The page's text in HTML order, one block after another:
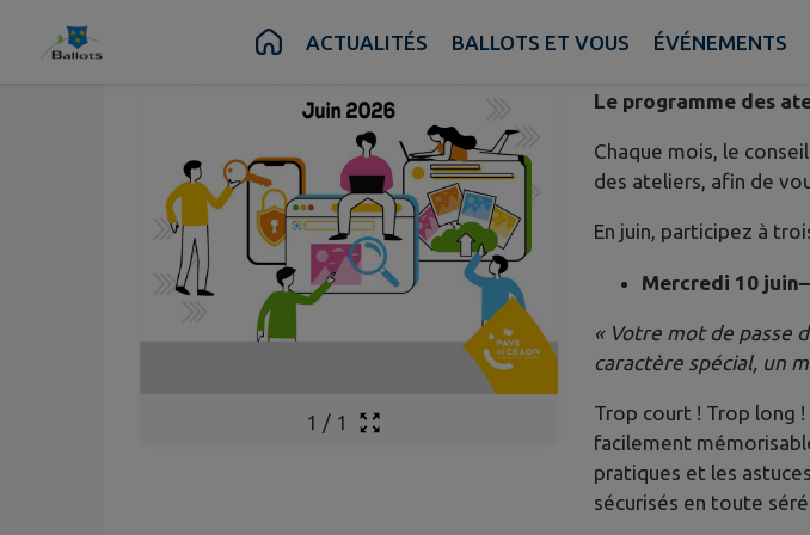
Contenu Recherche Pied de page
ACTUALITÉS BALLOTS ET VOUS ÉVÉNEMENTS
1 / 1
Publié le vendredi 29 mai
Le programme des
Chaque mois, le
des ateliers, afin de
En juin, participez à
Mercredi 10
« Votre mot de passe
caractère spécial, un
Trop court ! Trop long
facilement
pratiques et les
sécurisés en toute